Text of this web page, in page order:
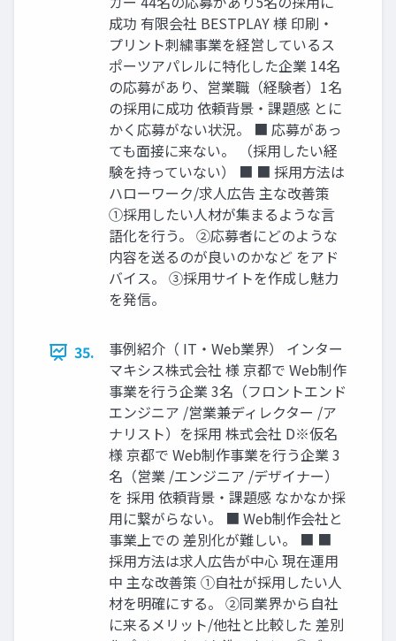
成功 有限会社 BESTPLAY 様 印刷・
プリント刺繍事業を経営しているス
ポーツアパレルに特化した企業 14名
の応募があり、営業職（経験者）1名
の採用に成功 依頼背景・課題感 とに
かく応募がない状況。 ■ 応募があっ
ても面接に来ない。 （採用したい経
験を持っていない） ■ ■ 採用方法は
ハローワーク/求人広告 主な改善策
①採用したい人材が集まるような言
語化を行う。 ②応募者にどのような
内容を送るのが良いのかなど をアド
バイス。 ③採用サイトを作成し魅力
を発信。
35.
事例紹介（ IT・Web業界） インター
マキシス株式会社 様 京都で Web制作
事業を行う企業 3名（フロントエンド
エンジニア /営業兼ディレクター /ア
ナリスト）を採用 株式会社 D※仮名
様 京都で Web制作事業を行う企業 3
名（営業 /エンジニア /デザイナー）
を 採用 依頼背景・課題感 なかなか採
用に繋がらない。 ■ Web制作会社と
事業上での 差別化が難しい。 ■ ■
採用方法は求人広告が中心 現在運用
中 主な改善策 ①自社が採用したい人
材を明確にする。 ②同業界から自社
に来るメリット/他社と比較した 差別